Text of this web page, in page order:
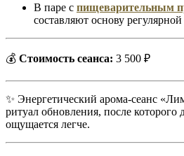
В паре с пищеварительным
составляют основу
💰 Стоимость сеанса: 3 500 ₽
✨ Энергетический арома-сеанс
ритуал обновления, после которого
ощущается легче.